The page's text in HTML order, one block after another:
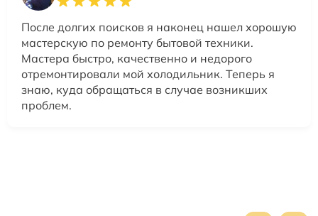
После долгих поисков я наконец нашел хорошую
мастерскую по ремонту бытовой техники.
Мастера быстро, качественно и недорого
отремонтировали мой холодильник. Теперь я
знаю, куда обращаться в случае возникших
проблем.